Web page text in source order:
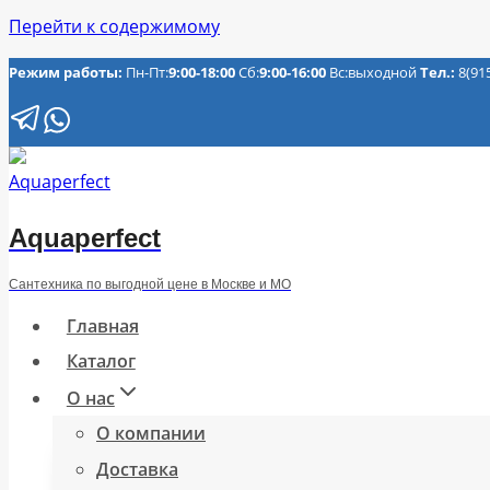
Перейти к содержимому
Режим работы: Пн-Пт:9:00-18:00Сб:9:00-16:00 Вс:выходнойТел.:
Aquaperfect
Сантехника по выгодной цене в Москве и МО
Главная
Каталог
О нас
О компании
Доставка